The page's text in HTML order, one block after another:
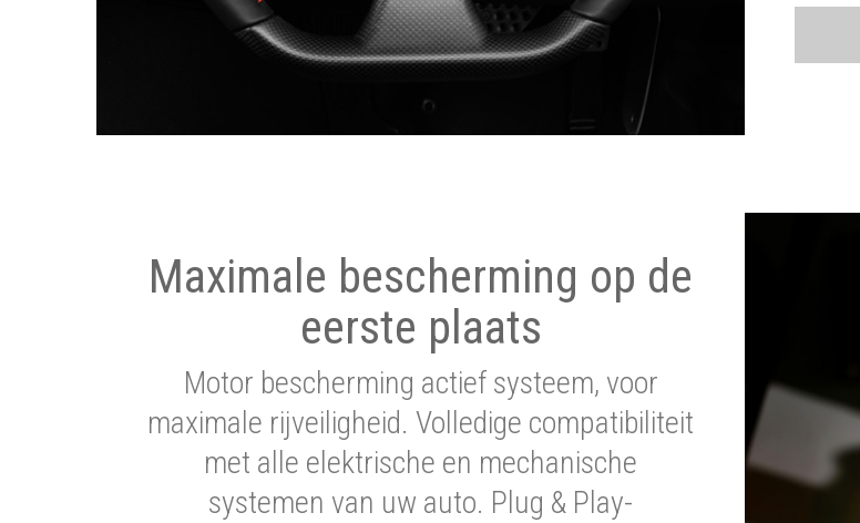
Maximale bescherming op de
eerste plaats
Motor bescherming actief systeem, voor
maximale rijveiligheid. Volledige compatibiliteit
met alle elektrische en mechanische
systemen van uw auto. Plug & Play-